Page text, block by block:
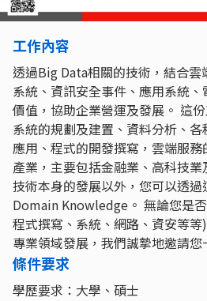
工作內容
透過Big Data相關的技術，結合雲
系統、資訊安全事件、應用系統
價值，協助企業營運及發展。 這
系統的規劃及建置、資料分析、
應用、程式的開發撰寫，雲端服
產業，主要包括金融業、高科技
技術本身的發展以外，您可以透
Domain Knowledge。 無論您是
程式撰寫、系統、網路、資安等
專業領域發展，我們誠摯地邀請您
條件要求
學歷要求：大學、碩士